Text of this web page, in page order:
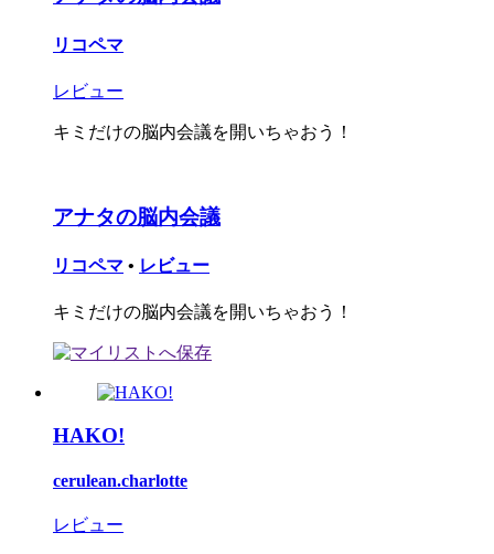
リコペマ
レビュー
キミだけの脳内会議を開いちゃおう！
アナタの脳内会議
リコペマ • レビュー
キミだけの脳内会議を開いちゃおう！
HAKO!
cerulean.charlotte
レビュー